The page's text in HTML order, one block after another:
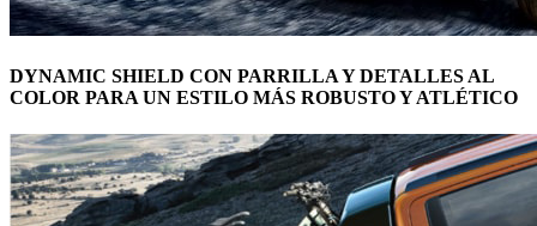
DYNAMIC SHIELD CON PARRILLA Y DETALLES AL
COLOR PARA UN ESTILO MÁS ROBUSTO Y ATLÉTICO